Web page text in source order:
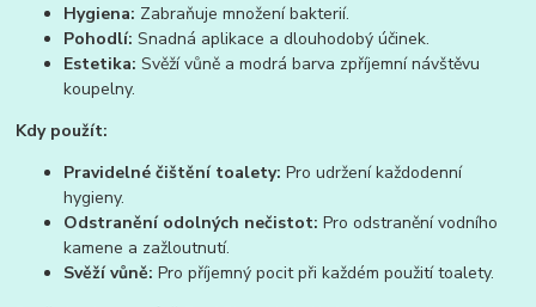
Hygiena: Zabraňuje množení bakterií.
Pohodlí: Snadná aplikace a dlouhodobý účinek.
Estetika: Svěží vůně a modrá barva zpříjemní návštěvu
koupelny.
Kdy použít:
Pravidelné čištění toalety: Pro udržení každodenní
hygieny.
Odstranění odolných nečistot: Pro odstranění vodního
kamene a zažloutnutí.
Svěží vůně: Pro příjemný pocit při každém použití toalety.